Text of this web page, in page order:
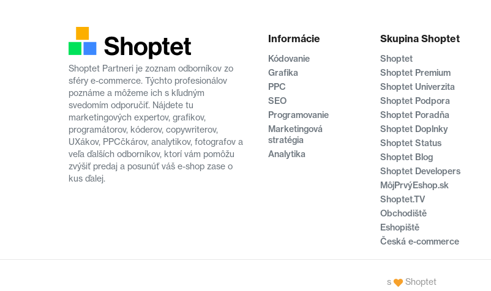
Shoptet Partneri je zoznam odborníkov zo
sféry e-commerce. Týchto profesionálov
poznáme a môžeme ich s kľudným
svedomím odporučiť. Nájdete tu
marketingových expertov, grafikov,
programátorov, kóderov, copywriterov,
UXákov, PPCčkárov, analytikov, fotografov a
veľa ďalších odborníkov, ktorí vám pomôžu
zvýšiť predaj a posunúť váš e-shop zase o
kus ďalej.
Informácie
Kódovanie
Grafika
PPC
SEO
Programovanie
Marketingová
stratégia
Analytika
Skupina Shoptet
Shoptet
Shoptet Premium
Shoptet Univerzita
Shoptet Podpora
Shoptet Poradňa
Shoptet Doplnky
Shoptet Status
Shoptet Blog
Shoptet Developers
MôjPrvýEshop.sk
Shoptet.TV
Obchodiště
Eshopiště
Česká e-commerce
s Shoptet